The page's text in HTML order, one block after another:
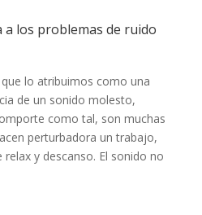
a los problemas de ruido
lo atribuimos como una
de un sonido molesto,
como tal, son muchas
perturbadora un trabajo,
y descanso. El sonido no